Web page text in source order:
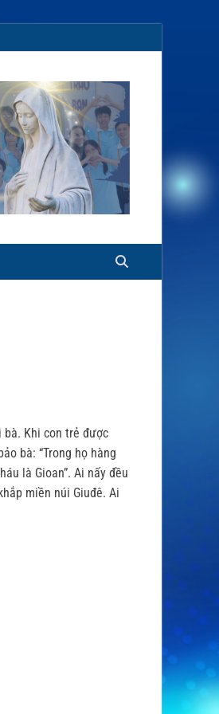
bà. Khi con trẻ được
bà: “Trong họ hàng
là Gioan”. Ai nấy đều
miền núi Giuđê. Ai